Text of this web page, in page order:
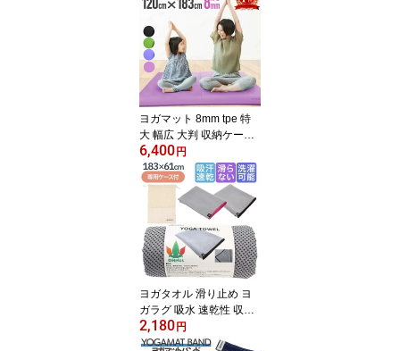
コンパクト マット ラグ
おしゃれ ストレッチマッ
ト ピラティス ストレッ
チ ヨガ ヨガラグ ホット
ヨガ 持ち運び 【送料無
料】
ヨガマット 8mm tpe 特
大 幅広 大判 収納ケース
付き 厚手 エクササイズ
マット ホットヨガマット
マット ラグ おしゃれ ス
トレッチマット トレーニ
ングマット ピラティス
ストレッチ ストレッチグ
ッズ ヨガラグ 【楽天ラ
ンキング1位獲得】
6,400 円
ヨガタオル 滑り止め ヨ
ガラグ 吸水 速乾性 収納
ケース付き 洗える 洗濯
可能 軽い 薄い ヨガグッ
2,180 円